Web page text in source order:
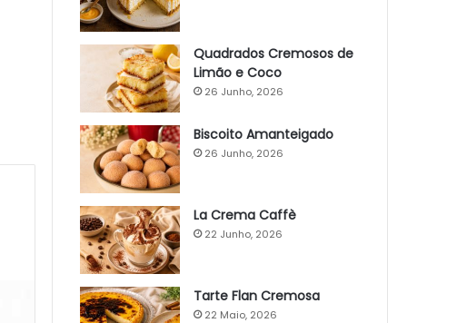
Quadrados Cremosos de
Limão e Coco
26 Junho, 2026
Biscoito Amanteigado
26 Junho, 2026
La Crema Caffè
22 Junho, 2026
Tarte Flan Cremosa
22 Maio, 2026